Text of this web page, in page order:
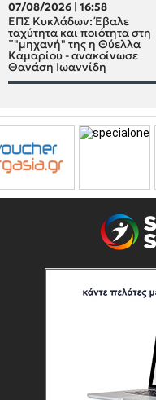
07/08/2026 | 16:58
ΕΠΣ Κυκλάδων: Έβαλε
ταχύτητα και ποιότητα στη
¨"μηχανή" της η Θύελλα
Καμαρίου - ανακοίνωσε
Θανάση Ιωαννίδη